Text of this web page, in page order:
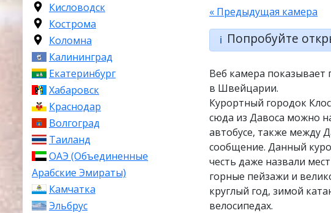
Кисловодск
Кострома
Коломна
Калининград
Екатеринбург
Хабаровск
Краснодар
Волгоград
Таиланд
ОАЭ (Объединенные
Арабские Эмираты)
Камчатка
Эльбрус
« Предыдущая камера
ℹ️ Попробуйте
Веб камера показывает
в Швейцарии.
Курортный городок
сюда из Давоса можно
автобусе, также между
сообщение. Данный
честь даже назвали
горные пейзажи и
круглый год, зимой
велосипедах.